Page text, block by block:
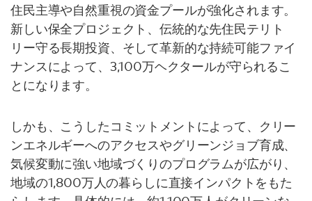
住民主導や自然重視の資金プールが強化されます。
新しい保全プロジェクト、伝統的な先住民テリト
リー守る長期投資、そして革新的な持続可能ファイ
ナンスによって、3,100万ヘクタールが守られるこ
とになります。
しかも、こうしたコミットメントによって、クリー
ンエネルギーへのアクセスやグリーンジョブ育成、
気候変動に強い地域づくりのプログラムが広がり、
地域の1,800万人の暮らしに直接インパクトをもた